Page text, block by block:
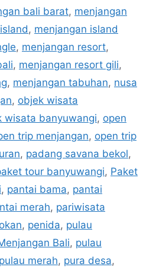
bali barat, menjangan
, menjangan island
, menjangan resort,
, menjangan resort gili,
, menjangan tabuhan, nusa
, objek wisata
wisata banyuwangi, open
trip menjangan, open trip
, padang savana bekol,
tour banyuwangi, Paket
, pantai bama, pantai
merah, pariwisata
, penida, pulau
Bali, pulau
pulau merah, pura desa,